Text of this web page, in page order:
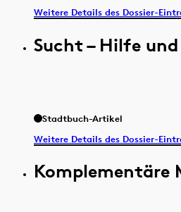
Weitere Details des Dossier-
Sucht – Hilfe
Stadtbuch-Artikel
Weitere Details des Dossier-
Komplementäre